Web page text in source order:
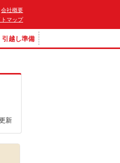
会社概要
トマップ
引越し準備
新